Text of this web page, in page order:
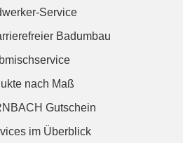
Service
Badumbau
nach Maß
Gutschein
im Überblick